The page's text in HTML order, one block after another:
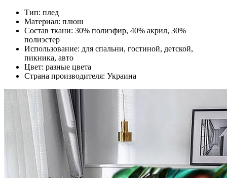
Тип: плед
Материал: плюш
Состав ткани: 30% полиэфир, 40% акрил, 30%
полиэстер
Использование: для спальни, гостиной, детской,
пикника, авто
Цвет: разные цвета
Страна производителя: Украина